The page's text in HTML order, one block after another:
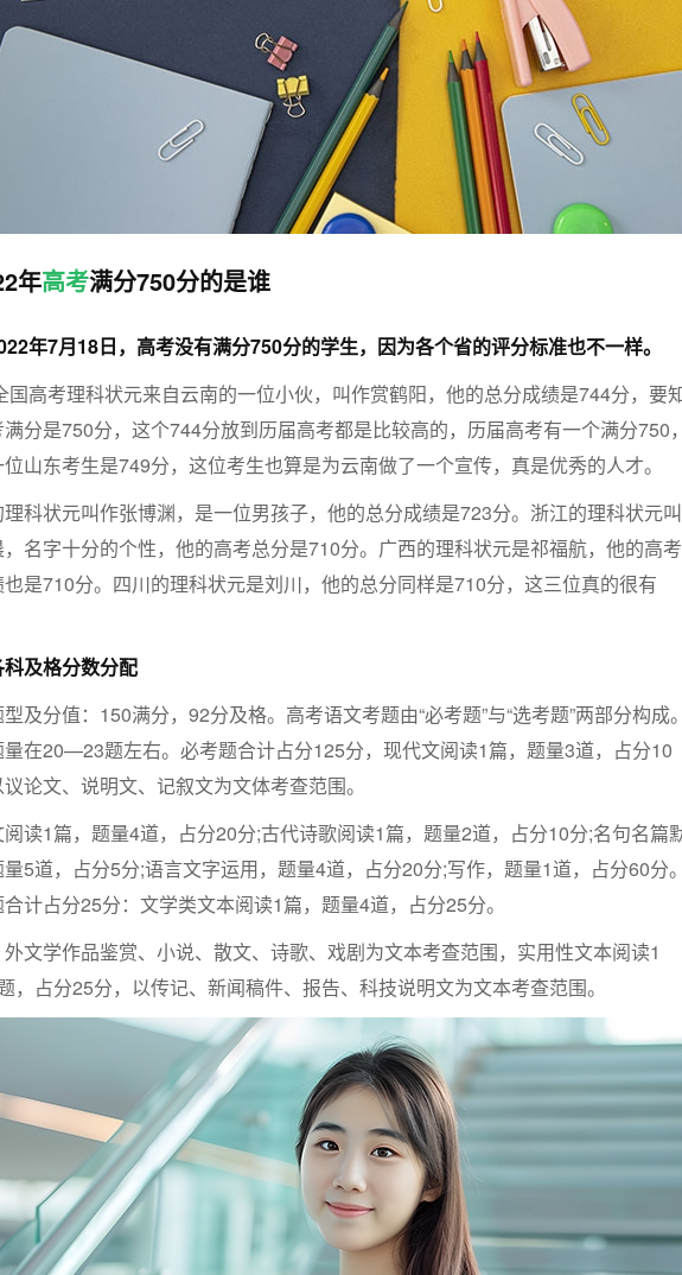
年高考满分750分的是谁
年7月18日，高考没有满分750分的学生，因为各个省的评分标准也不一样。
国高考理科状元来自云南的一位小伙，叫作赏鹤阳，他的总分成绩是744分，要
分是750分，这个744分放到历届高考都是比较高的，历届高考有一个满分750
山东考生是749分，这位考生也算是为云南做了一个宣传，真是优秀的人才。
理科状元叫作张博渊，是一位男孩子，他的总分成绩是723分。浙江的理科状元叫
名字十分的个性，他的高考总分是710分。广西的理科状元是祁福航，他的高考
也是710分。四川的理科状元是刘川，他的总分同样是710分，这三位真的很有
及格分数分配
及分值：150满分，92分及格。高考语文考题由“必考题”与“选考题”两部分构成
在20—23题左右。必考题合计占分125分，现代文阅读1篇，题量3道，占分10
论文、说明文、记叙文为文体考查范围。
读1篇，题量4道，占分20分;古代诗歌阅读1篇，题量2道，占分10分;名句名篇
量5道，占分5分;语言文字运用，题量4道，占分20分;写作，题量1道，占分60分
计占分25分：文学类文本阅读1篇，题量4道，占分25分。
文学作品鉴赏、小说、散文、诗歌、戏剧为文本考查范围，实用性文本阅读1
，占分25分，以传记、新闻稿件、报告、科技说明文为文本考查范围。